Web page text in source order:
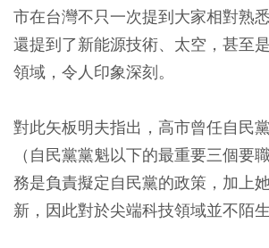
市在台灣不只一次提到大家相對熟
還提到了新能源技術、太空，甚至
領域，令人印象深刻。
對此矢板明夫指出，高市曾任自民
（自民黨黨魁以下的最重要三個要
務是負責擬定自民黨的政策，加上
新，因此對於尖端科技領域並不陌生